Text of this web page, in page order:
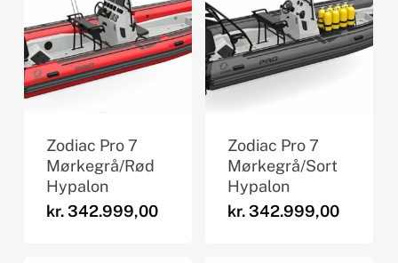
Zodiac Pro 7
Mørkegrå/Rød
Hypalon
kr.342.999,00
Zodiac Pro 7
Mørkegrå/Sort
Hypalon
kr.342.999,00